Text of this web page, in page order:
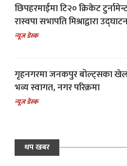
छिपहरमाईमा टि२० क्रिकेट
रास्वपा सभापति मिश्राद्वारा
न्यूज डेस्क
गृहनगरमा जनकपुर बोल्ट्सका
भव्य स्वागत, नगर परिक्रमा
न्यूज डेस्क
थप खबर